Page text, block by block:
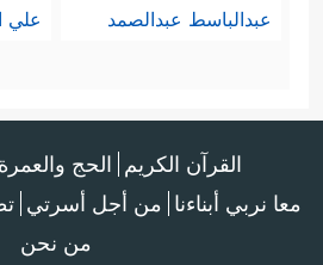
عبدالباسط عبدالصمد علي
القرآن الكريم الحج والعمرة
معا نربي أبناءنا من أجل أسرتي
من نحن